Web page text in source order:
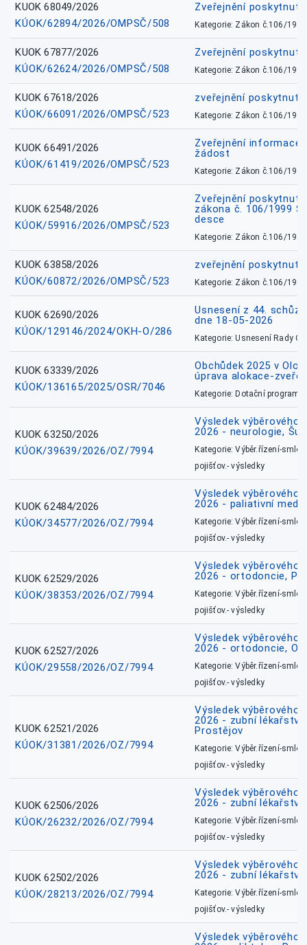
KUOK 68049/2026
KÚOK/62894/2026/OMPSČ/508
Zveřejnění
Kategorie: Zákon č.106/1999
KUOK 67877/2026
KÚOK/62624/2026/OMPSČ/508
Zveřejnění
Kategorie: Zákon č.106/1999
KUOK 67618/2026
KÚOK/66091/2026/OMPSČ/523
zveřejnění
Kategorie: Zákon č.106/1999
KUOK 66491/2026
KÚOK/61419/2026/OMPSČ/523
Zveřejnění informace
žádost
Kategorie: Zákon č.106/1999
KUOK 62548/2026
KÚOK/59916/2026/OMPSČ/523
Zveřejnění
zákona č. 106/1999
desce
Kategorie: Zákon č.106/1999
KUOK 63858/2026
KÚOK/60872/2026/OMPSČ/523
zveřejnění
Kategorie: Zákon č.106/1999
KUOK 62690/2026
KÚOK/129146/2024/OKH-O/286
Usnesení z 44.
dne 18-05-2026
Kategorie: Usnesení Rady
KUOK 63339/2026
KÚOK/136165/2025/OSR/7046
Obchůdek 2025 v
úprava alokace-
Kategorie: Dotační
KUOK 63250/2026
KÚOK/39639/2026/OZ/7994
Výsledek výběrového
2026 - neurologie,
Kategorie: Výběr.řízení-
pojišťov.- výsledky
KUOK 62484/2026
KÚOK/34577/2026/OZ/7994
Výsledek výběrového
2026 - paliativní
Kategorie: Výběr.řízení-
pojišťov.- výsledky
KUOK 62529/2026
KÚOK/38353/2026/OZ/7994
Výsledek výběrového
2026 - ortodoncie,
Kategorie: Výběr.řízení-
pojišťov.- výsledky
KUOK 62527/2026
KÚOK/29558/2026/OZ/7994
Výsledek výběrového
2026 - ortodoncie,
Kategorie: Výběr.řízení-
pojišťov.- výsledky
KUOK 62521/2026
KÚOK/31381/2026/OZ/7994
Výsledek výběrového
2026 - zubní
Prostějov
Kategorie: Výběr.řízení-
pojišťov.- výsledky
KUOK 62506/2026
KÚOK/26232/2026/OZ/7994
Výsledek výběrového
2026 - zubní
Kategorie: Výběr.řízení-
pojišťov.- výsledky
KUOK 62502/2026
KÚOK/28213/2026/OZ/7994
Výsledek výběrového
2026 - zubní
Kategorie: Výběr.řízení-
pojišťov.- výsledky
Výsledek výběrového